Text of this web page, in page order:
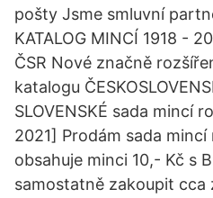
pošty Jsme smluvní
KATALOG MINCÍ 1918 -
ČSR Nové značně
katalogu
SLOVENSKÉ sada mincí
2021] Prodám sada mincí
obsahuje minci 10,- Kč s
samostatně zakoupit cca